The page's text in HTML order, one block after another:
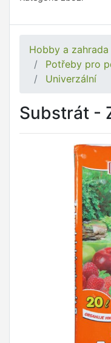
Hobby a zahrada
Potřeby pro
Univerzální
Substrát -